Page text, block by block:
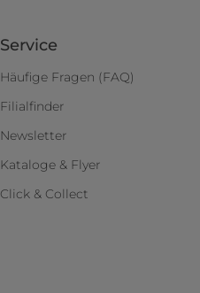
Service
Häufige Fragen (FAQ)
Filialfinder
Newsletter
Kataloge & Flyer
Click & Collect